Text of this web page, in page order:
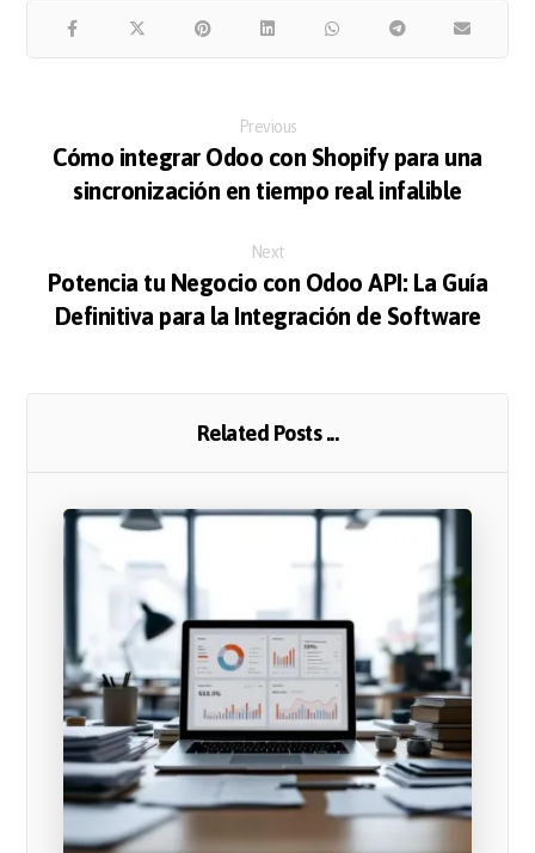
Previous
Cómo integrar Odoo con Shopify para una
sincronización en tiempo real infalible
Next
Potencia tu Negocio con Odoo API: La Guía
Definitiva para la Integración de Software
Related Posts ...